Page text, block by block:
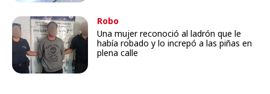
Robo
Una mujer reconoció al ladrón que le
había robado y lo increpó a las piñas en
plena calle